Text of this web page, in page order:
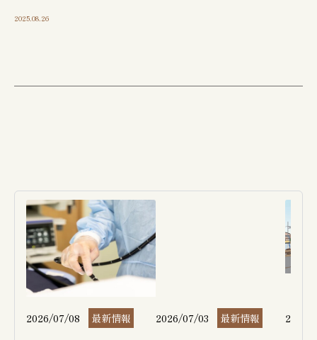
胃やお尻の不調は、早期の検査・治療が大切
2025.08.26
2026/07/08 最新情報 2026/07/03 最新情報 2026/